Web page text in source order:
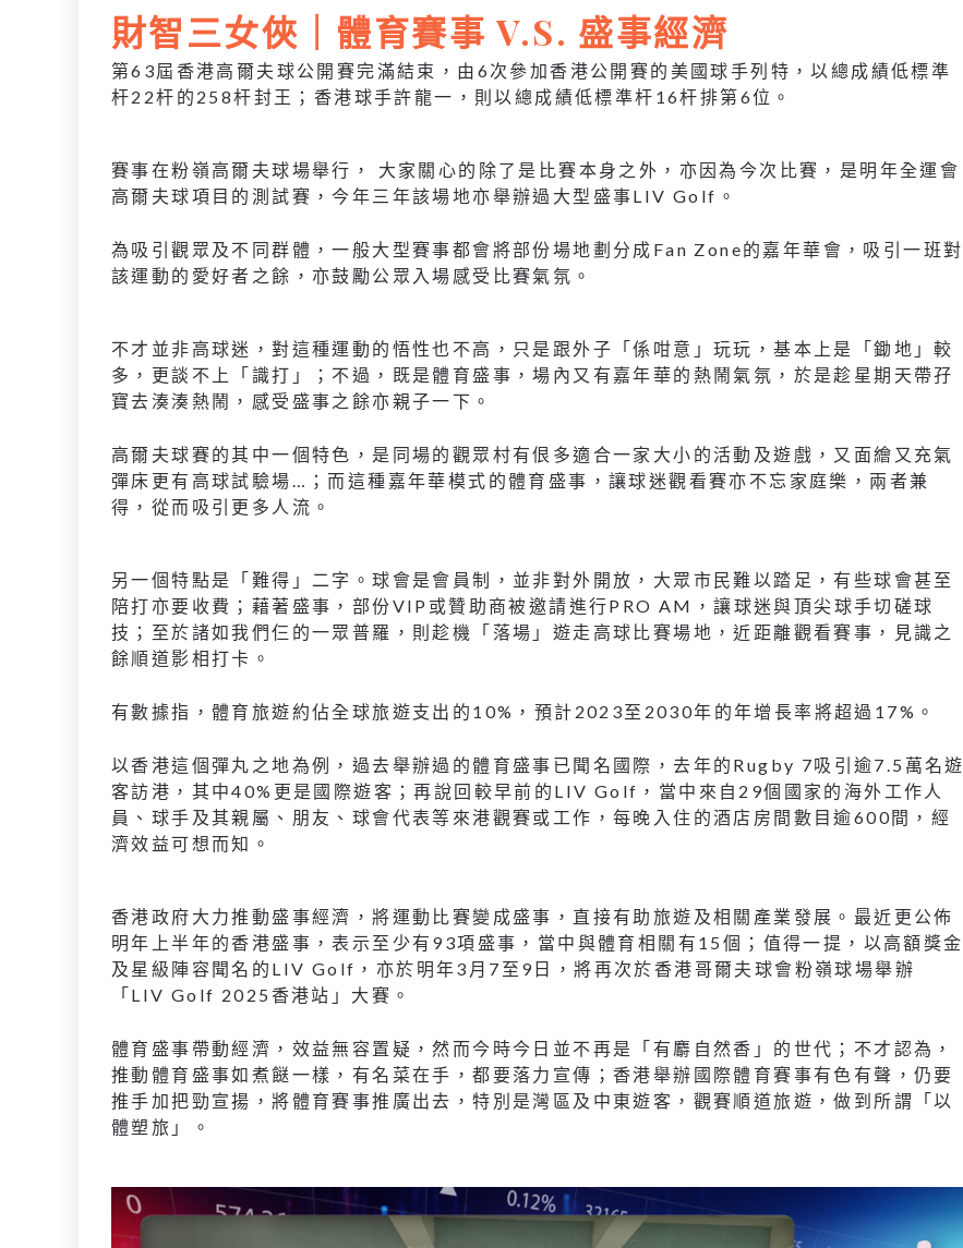
財智三女俠｜體育賽事 V.S. 盛事經濟
第63屆香港高爾夫球公開賽完滿結束，由6次參加香港公開賽的美國球手列特，以總成績低標準
杆22杆的258杆封王；香港球手許龍一，則以總成績低標準杆16杆排第6位。
賽事在粉嶺高爾夫球場舉行， 大家關心的除了是比賽本身之外，亦因為今次比賽，是明年全運會
高爾夫球項目的測試賽，今年三年該場地亦舉辦過大型盛事LIV Golf。
為吸引觀眾及不同群體，一般大型賽事都會將部份場地劃分成Fan Zone的嘉年華會，吸引一班對
該運動的愛好者之餘，亦鼓勵公眾入場感受比賽氣氛。
不才並非高球迷，對這種運動的悟性也不高，只是跟外子「係咁意」玩玩，基本上是「鋤地」較
多，更談不上「識打」；不過，既是體育盛事，場內又有嘉年華的熱鬧氣氛，於是趁星期天帶孖
寶去湊湊熱鬧，感受盛事之餘亦親子一下。
高爾夫球賽的其中一個特色，是同場的觀眾村有佷多適合一家大小的活動及遊戲，又面繪又充氣
彈床更有高球試驗場…；而這種嘉年華模式的體育盛事，讓球迷觀看賽亦不忘家庭樂，兩者兼
得，從而吸引更多人流。
另一個特點是「難得」二字。球會是會員制，並非對外開放，大眾市民難以踏足，有些球會甚至
陪打亦要收費；藉著盛事，部份VIP或贊助商被邀請進行PRO AM，讓球迷與頂尖球手切磋球
技；至於諸如我們仨的一眾普羅，則趁機「落場」遊走高球比賽場地，近距離觀看賽事，見識之
餘順道影相打卡。
有數據指，體育旅遊約佔全球旅遊支出的10%，預計2023至2030年的年增長率將超過17%。
以香港這個彈丸之地為例，過去舉辦過的體育盛事已聞名國際，去年的Rugby 7吸引逾7.5萬名遊
客訪港，其中40%更是國際遊客；再說回較早前的LIV Golf，當中來自29個國家的海外工作人
員、球手及其親屬、朋友、球會代表等來港觀賽或工作，每晚入住的酒店房間數目逾600間，經
濟效益可想而知。
香港政府大力推動盛事經濟，將運動比賽變成盛事，直接有助旅遊及相關產業發展。最近更公佈
明年上半年的香港盛事，表示至少有93項盛事，當中與體育相關有15個；值得一提，以高額獎金
及星級陣容聞名的LIV Golf，亦於明年3月7至9日，將再次於香港哥爾夫球會粉嶺球場舉辦
「LIV Golf 2025香港站」大賽。
體育盛事帶動經濟，效益無容置疑，然而今時今日並不再是「有麝自然香」的世代；不才認為，
推動體育盛事如煮餸一樣，有名菜在手，都要落力宣傳；香港舉辦國際體育賽事有色有聲，仍要
推手加把勁宣揚，將體育賽事推廣出去，特別是灣區及中東遊客，觀賽順道旅遊，做到所謂「以
體塑旅」。